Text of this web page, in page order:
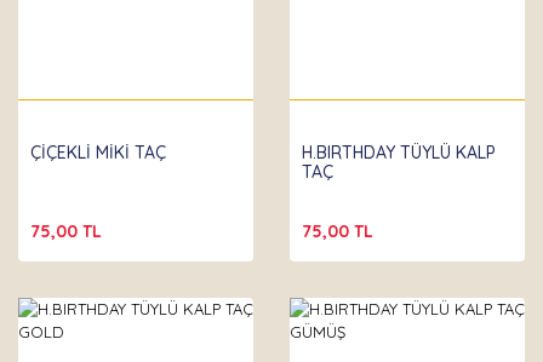
ÇİÇEKLİ MİKİ TAÇ
75,00 TL
H.BIRTHDAY TÜYLÜ KALP
TAÇ
75,00 TL